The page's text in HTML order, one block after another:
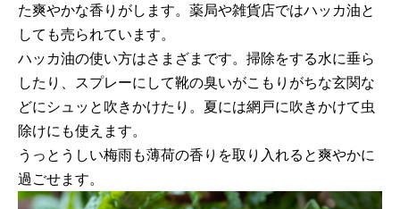
た爽やかな香りがします。薬局や雑貨店ではハッカ油と
しても売られています。
ハッカ油の使い方はさまざまです。掃除をする水に垂ら
したり、スプレーにして靴の臭いがこもりがちな玄関な
どにシュッと吹きかけたり。夏には網戸に吹きかけて虫
除けにも使えます。
うっとうしい梅雨も薄荷の香りを取り入れると爽やかに
過ごせます。